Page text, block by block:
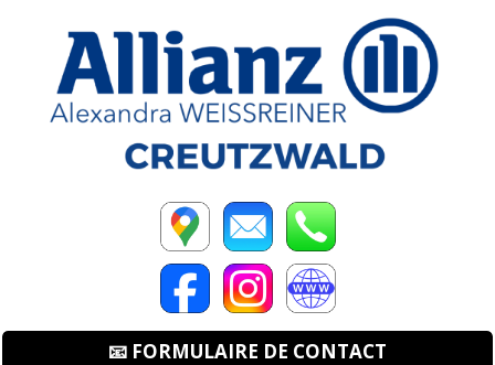
📧 FORMULAIRE DE CONTACT